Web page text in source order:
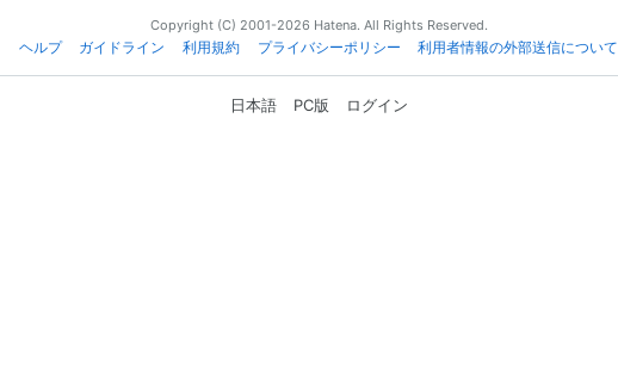
Copyright (C) 2001-2026 Hatena. All Rights Reserved.
ヘルプ
ガイドライン 利用規約 プライバシーポリシー 利用者情報の外部送信について
日本語 PC版 ログイン